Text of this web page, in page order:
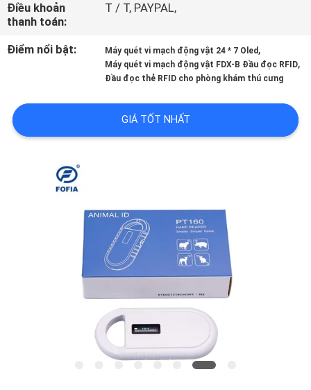
KIỂM
SOÁT
LƯỢNG
LIÊN
CHÚNG
Điều khoản
thanh toán:
T / T, PAYPAL,
Điểm nổi bật: Máy quét vi mạch động vật 24 * 7 Oled ,
Máy quét vi mạch động vật FDX-B Đầu đọc RFID,
Đầu đọc thẻ RFID cho phòng khám thú cưng
GIÁ TỐT NHẤT